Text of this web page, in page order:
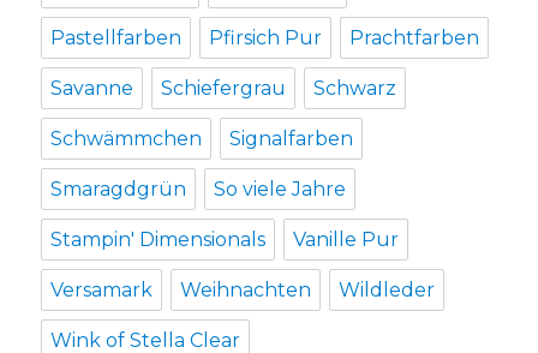
Pastellfarben Pfirsich Pur Prachtfarben
Savanne Schiefergrau Schwarz
Schwämmchen Signalfarben
Smaragdgrün So viele Jahre
Stampin' Dimensionals Vanille Pur
Versamark Weihnachten Wildleder
Wink of Stella Clear